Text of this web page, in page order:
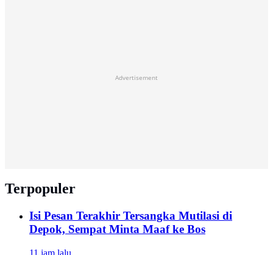
Advertisement
Terpopuler
Isi Pesan Terakhir Tersangka Mutilasi di
Depok, Sempat Minta Maaf ke Bos
11 jam lalu